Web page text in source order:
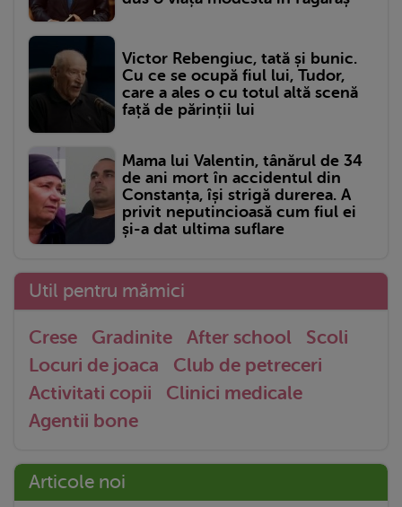
Victor Rebengiuc, tată și bunic.
Cu ce se ocupă fiul lui, Tudor,
care a ales o cu totul altă scenă
față de părinții lui
Mama lui Valentin, tânărul de 34
de ani mort în accidentul din
Constanța, își strigă durerea. A
privit neputincioasă cum fiul ei
și-a dat ultima suflare
Util pentru mămici
Crese Gradinite After school
Scoli
Locuri de joaca
Club de petreceri
Activitati copii
Clinici medicale
Agentii bone
Articole noi